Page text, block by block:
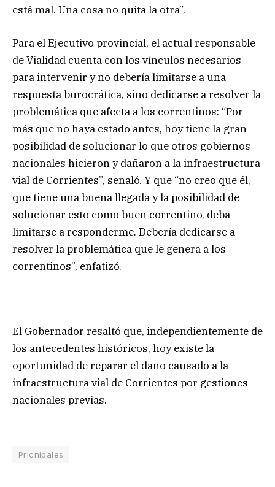
está mal. Una cosa no quita la otra”.
Para el Ejecutivo provincial, el actual responsable
de Vialidad cuenta con los vínculos necesarios
para intervenir y no debería limitarse a una
respuesta burocrática, sino dedicarse a resolver la
problemática que afecta a los correntinos: “Por
más que no haya estado antes, hoy tiene la gran
posibilidad de solucionar lo que otros gobiernos
nacionales hicieron y dañaron a la infraestructura
vial de Corrientes”, señaló. Y que “no creo que él,
que tiene una buena llegada y la posibilidad de
solucionar esto como buen correntino, deba
limitarse a responderme. Debería dedicarse a
resolver la problemática que le genera a los
correntinos”, enfatizó.
El Gobernador resaltó que, independientemente de
los antecedentes históricos, hoy existe la
oportunidad de reparar el daño causado a la
infraestructura vial de Corrientes por gestiones
nacionales previas.
Pricnipales